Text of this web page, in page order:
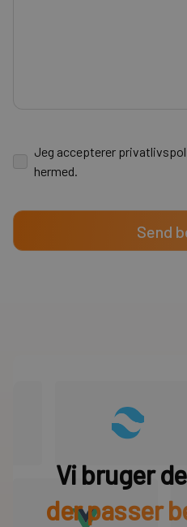
Jeg accepterer
hermed.
Vi bruger
der passer